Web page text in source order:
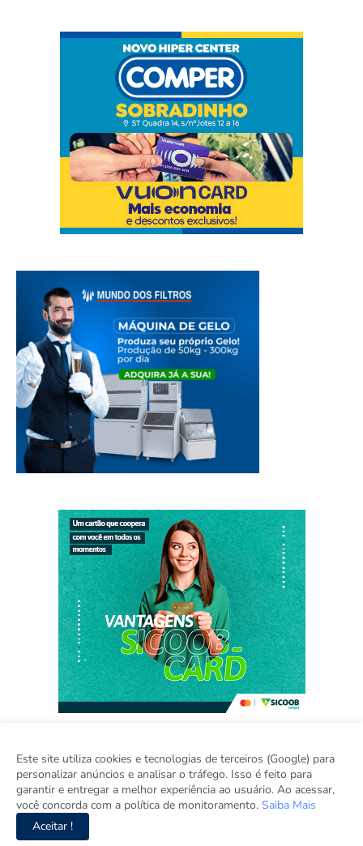
Home Sobre Contato
Sugestão de Pauta
Grupo Inova
Este site utiliza cookies e tecnologias de terceiros (Google) para
personalizar anúncios e analisar o tráfego. Isso é feito para
garantir e entregar a melhor experiência ao usuário. Ao acessar,
você concorda com a política de monitoramento. Saiba Mais
Aceitar !